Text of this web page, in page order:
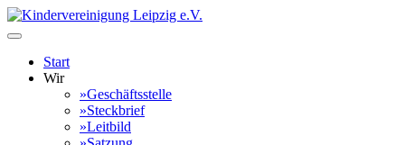
Start
Wir
»Geschäftsstelle
»Steckbrief
»Leitbild